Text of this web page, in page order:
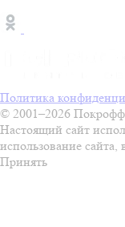
Политика
© 2001–2026 Покрофф
Настоящий сайт
использование сайта,
Принять